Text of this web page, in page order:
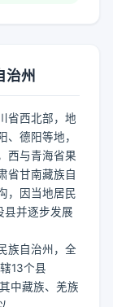
治州
省西北部，地
、德阳等地，
西与青海省果
省甘南藏族自
，因当地居民
县并逐步发展
族自治州，全
13个县
中藏族、羌族